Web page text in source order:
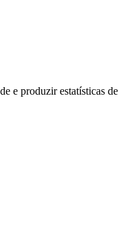
e produzir estatísticas